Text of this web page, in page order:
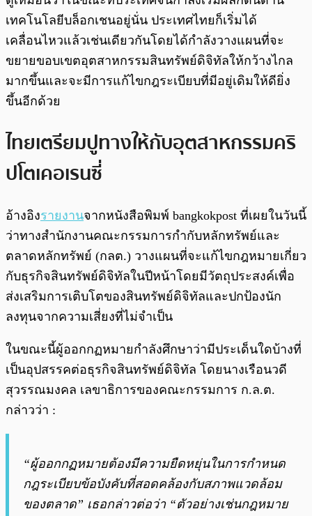
เทคโนโลยีบล็อกเชนอยู่นั่น ประเทศไทยก็เริ่มได้
เคลื่อนไหวแล้วเช่นเดียวกันโดยได้กำลังวางแผนที่จะ
ขยายขอบเขตอุตสาหกรรมสินทรัพย์ดิจิทัลให้กว้างไกล
มากขึ้นและจะมีการแก้ไขกฎระเบียบที่มีอยู่เดิมให้ดียิ่ง
ขึ้นอีกด้วย
ไทยเตรียมปูทางให้กับอุตสาหกรรมคริ
ปโตเคอเรนซี่
อ้างอิงรายงานจากหนังสือพิมพ์ bangkokpost ที่เผยในวันนี้
ว่าทางสำนักงานคณะกรรมการกำกับหลักทรัพย์และ
ตลาดหลักทรัพย์ (กลต.) วางแผนที่จะแก้ไขกฎหมายเกี่ยว
กับธุรกิจสินทรัพย์ดิจิทัลในปีหน้าโดยมีวัตถุประสงค์เพื่อ
ส่งเสริมการเติบโตของสินทรัพย์ดิจิทัลและปกป้องนัก
ลงทุนจากความเสี่ยงที่ไม่จำเป็น
ในขณะนี้ผู้ออกกฏหมายกำลังศึกษาว่ามีประเด็นใดบ้างที่
เป็นอุปสรรคต่อธุรกิจสินทรัพย์ดิจิทัล โดยนางเรือนวดี
สุวรรณมงคล เลขาธิการของคณะกรรมการ ก.ล.ต.
กล่าวว่า :
“ผู้ออกกฏหมายต้องมีความยืดหยุ่นในการกำหนด
กฎระเบียบข้อบังคับที่สอดคล้องกับสภาพแวดล้อม
ของตลาด” เธอกล่าวต่อว่า “ตัวอย่างเช่นกฎหมาย